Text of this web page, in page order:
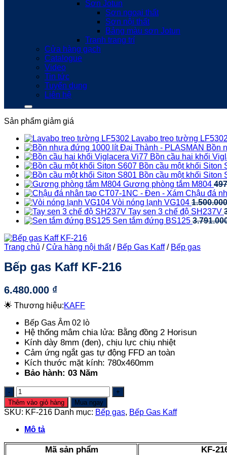
Sơn Jotun
Sơn ngoại thất
Sơn nội thất
Bảng màu sơn Jotun
Tranh trang trí
Cửa hàng gạch
Catalogue
Video
Tin tức
Tuyển dụng
Liên hệ
Sản phẩm giảm giá
Lavabo treo tường LF5302
Bồn
Bồn cầu hai khối
Bồn cầu một khối Siton
Bồn cầu một khối Siton
Gương phòng tắm M804
Chậu đá
Vòi nóng lạnh VG104
Tay sen 3 chế độ SH237V
Sen tắm đứng BS125
Trang chủ / Cửa hàng nội thất / Bếp Gas Kaff / Bếp gas
Bếp gas Kaff KF-216
6.480.000 ₫
🌟 Thương hiệu:KAFF
Bếp Gas Âm 02 lò
Hệ thống mâm chia lửa: Bằng đồng 2 Horisun
Kính dày 8mm (đen), chịu lực chiụ nhiệt
Cảm ứng ngắt gas tự động FFD an toàn
Kích thước mặt kính: 780x460mm
Bảo hành: 03 Năm
Bếp
gas
Kaff
KF-
216
lượng
Thêm vào giỏ hàng Mua ngay
SKU: KF-216 Danh mục: Bếp gas, Bếp Gas Kaff
Mô tả
Mã sản phẩm
KF-